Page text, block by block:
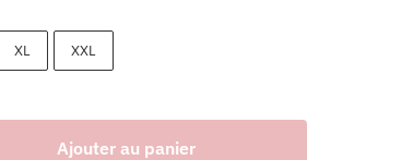
XL XXL
Ajouter au panier